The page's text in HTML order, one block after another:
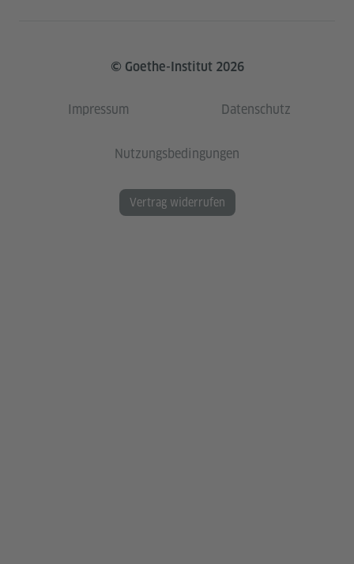
© Goethe-Institut 2026
Impressum Datenschutz
Nutzungsbedingungen
Vertrag widerrufen